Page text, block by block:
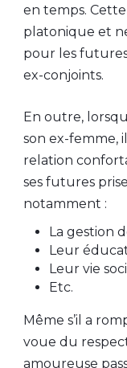
en temps.
platonique et
pour les
ex-conjoints.
En outre,
son ex-femme,
relation
ses futures
notamment :
La gestion
Leur
Leur vie
Etc.
Même s’il a
voue du
amoureuse